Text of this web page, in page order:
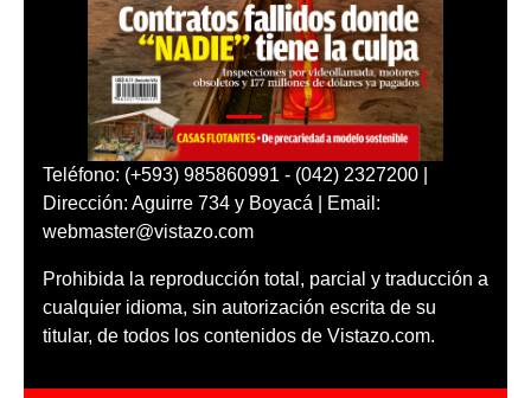
Teléfono: (+593) 985860991 - (042) 2327200 |
Dirección: Aguirre 734 y Boyacá | Email:
webmaster@vistazo.com
Prohibida la reproducción total, parcial y traducción a
cualquier idioma, sin autorización escrita de su
titular, de todos los contenidos de Vistazo.com.